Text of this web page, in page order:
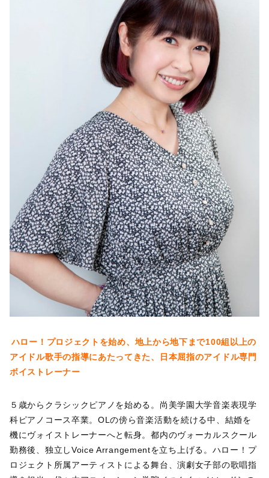
ハロー！プロジェクトを始め、地上から地下まで100組以上の
アイドル歌手の指導にあたってきた、日本屈指のアイドル専門
ボイストレーナー
５歳からクラシックピアノを始める。尚美学園大学音楽表現学
科ピアノコース卒業。OLの傍ら音楽活動を続ける中、結婚を
機にヴォイストレーナーへと転身。都内のヴォーカルスクール
勤務後、独立しVoice Arrangementを立ち上げる。ハロー！プ
ロジェクト所属アーティストによる舞台、演劇女子部の歌唱指